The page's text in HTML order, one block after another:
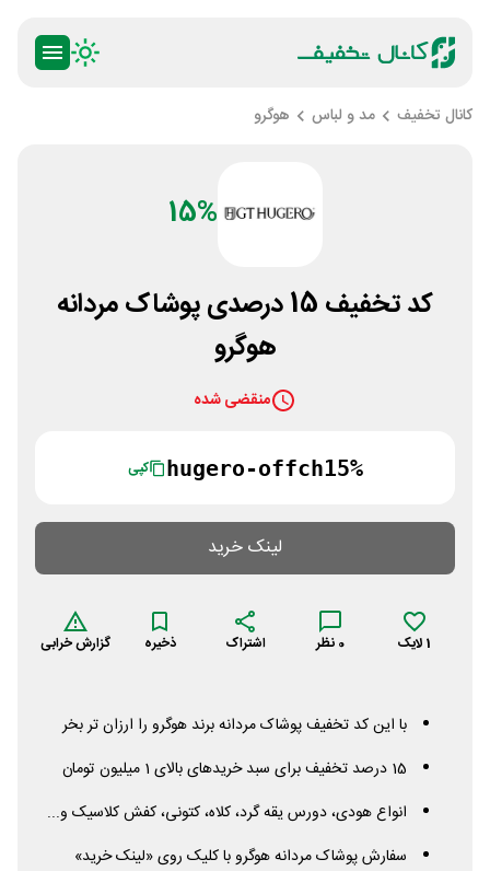
کانال تخفیف مد و لباس هوگرو
15%
کد تخفیف 15 درصدی پوشاک مردانه
هوگرو
منقضی شده
hugero-offch15% کپی
لینک خرید
1لایک 0 نظر اشتراک ذخیره گزارش خرابی
با این کد تخفیف پوشاک مردانه برند هوگرو را ارزان تر بخر
15 درصد تخفیف برای سبد خریدهای بالای 1 میلیون تومان
انواع هودی، دورس یقه گرد، کلاه، کتونی، کفش کلاسیک و...
سفارش پوشاک مردانه هوگرو با کلیک روی «لینک خرید»